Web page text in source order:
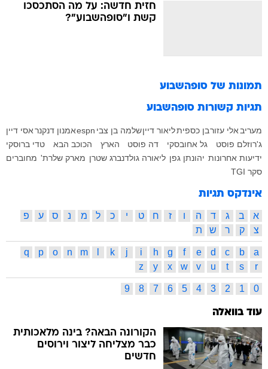
חזית חדשה: על מה הסתכסכו
קשת ו"סופהשבוע"?
תמונות של סופהשבוע
תגיות קשורות סופהשבוע
מעריב אלי עזורבן כספיתליאור דייןשלמה בן צבי espnאמנון דנקנראסי דיין
ג'רוזלם פוסט
גל אחובסקי דה פוסט הארץ הכוכב הבא
טדי ברוסקי
ידיעות אחרונות יהונתן גפן ליאורה גולדנברג שטרן מארק שלרת' מחוברים
סקר TGI
אינדקס תגיות
א ב ג ד ה ו ז ח ט י כ ל מ נ ס ע
פ
צ
ק ר ש ת
a
b
c
d
e
f
g
h
i
j
k
m
n
o
p
q
r
s
t
u
v
w
x
y
z
0
1
2
3
4
5
6
7
8
9
עוד בוואלה
הקורונה הבאה? בינה מלאכותית
כבר מצליחה ליצור וירוסים
חדשים